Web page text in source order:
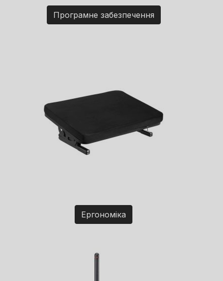
Програмне забезпечення
Ергономіка